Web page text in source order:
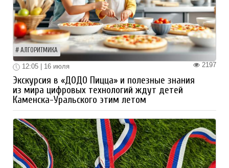
АЛГОРИТМИКА
2197
12:05 | 16 июля
Экскурсия в «ДОДО Пицца» и полезные знания
из мира цифровых технологий ждут детей
Каменска-Уральского этим летом